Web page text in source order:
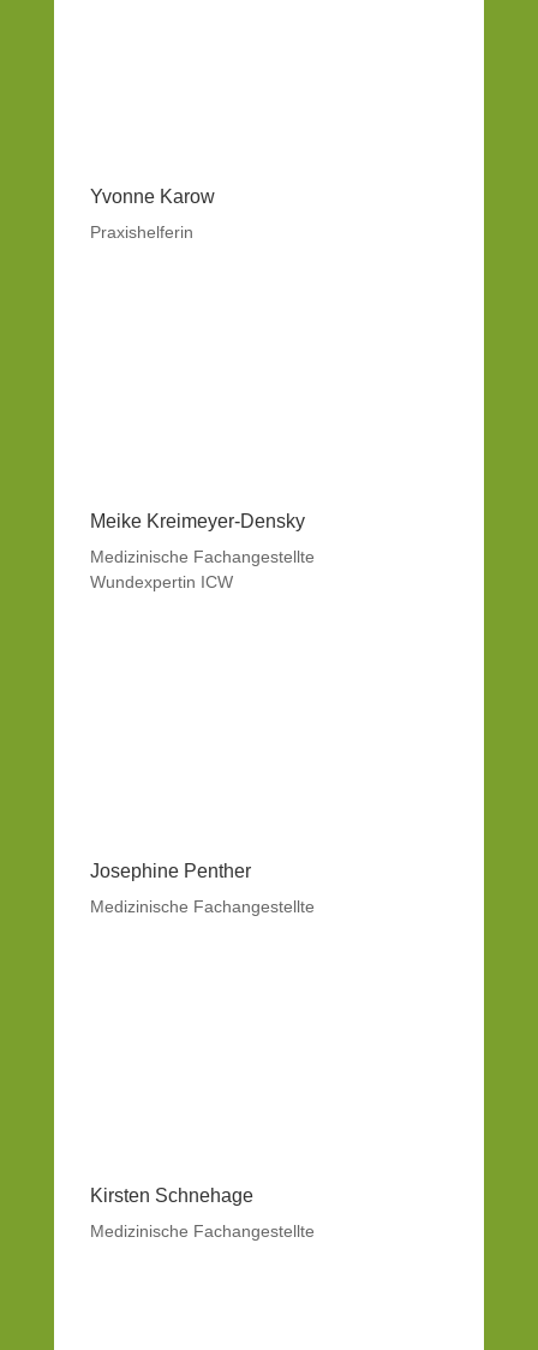
Yvonne Karow
Praxishelferin
Meike Kreimeyer-Densky
Medizinische Fachangestellte
Wundexpertin ICW
Josephine Penther
Medizinische Fachangestellte
Kirsten Schnehage
Medizinische Fachangestellte